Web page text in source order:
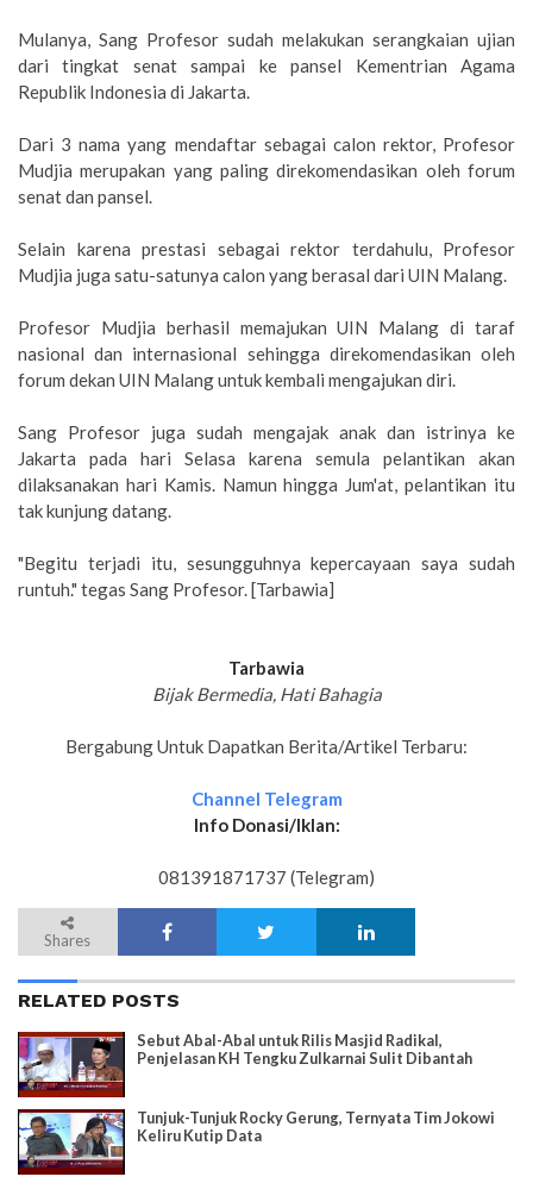
Mulanya, Sang Profesor sudah melakukan serangkaian ujian
dari tingkat senat sampai ke pansel Kementrian Agama
Republik Indonesia di Jakarta.
Dari 3 nama yang mendaftar sebagai calon rektor, Profesor
Mudjia merupakan yang paling direkomendasikan oleh forum
senat dan pansel.
Selain karena prestasi sebagai rektor terdahulu, Profesor
Mudjia juga satu-satunya calon yang berasal dari UIN Malang.
Profesor Mudjia berhasil memajukan UIN Malang di taraf
nasional dan internasional sehingga direkomendasikan oleh
forum dekan UIN Malang untuk kembali mengajukan diri.
Sang Profesor juga sudah mengajak anak dan istrinya ke
Jakarta pada hari Selasa karena semula pelantikan akan
dilaksanakan hari Kamis. Namun hingga Jum'at, pelantikan itu
tak kunjung datang.
"Begitu terjadi itu, sesungguhnya kepercayaan saya sudah
runtuh." tegas Sang Profesor. [Tarbawia]
Tarbawia
Bijak Bermedia, Hati Bahagia
Bergabung Untuk Dapatkan Berita/Artikel Terbaru:
Channel Telegram
Info Donasi/Iklan:
081391871737 (Telegram)
Shares
RELATED POSTS
Sebut Abal-Abal untuk Rilis Masjid Radikal,
Penjelasan KH Tengku Zulkarnai Sulit Dibantah
Tunjuk-Tunjuk Rocky Gerung, Ternyata Tim Jokowi
Keliru Kutip Data